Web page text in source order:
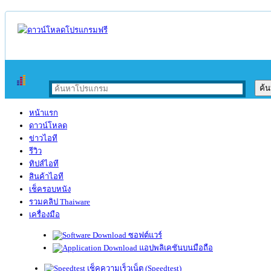
หน้าแรก
ดาวน์โหลด
ข่าวไอที
รีวิว
ทิปส์ไอที
สินค้าไอที
เช็ครอบหนัง
รวมคลิป Thaiware
เครื่องมือ
ซอฟต์แวร์
แอปพลิเคชันบนมือถือ
เช็คความเร็วเน็ต (Speedtest)